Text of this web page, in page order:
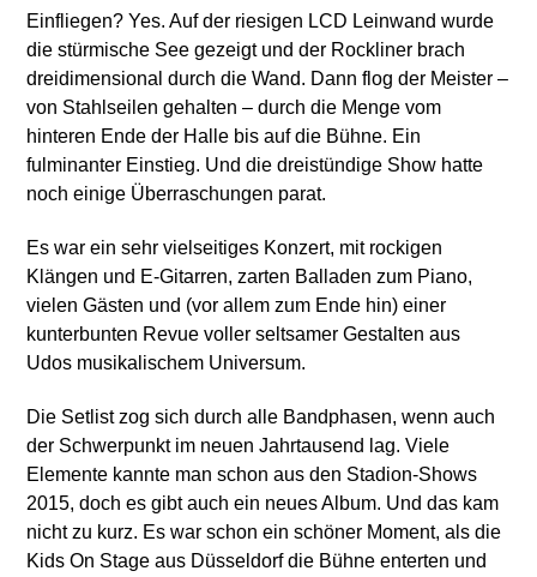
Einfliegen? Yes. Auf der riesigen LCD Leinwand wurde
die stürmische See gezeigt und der Rockliner brach
dreidimensional durch die Wand. Dann flog der Meister –
von Stahlseilen gehalten – durch die Menge vom
hinteren Ende der Halle bis auf die Bühne. Ein
fulminanter Einstieg. Und die dreistündige Show hatte
noch einige Überraschungen parat.
Es war ein sehr vielseitiges Konzert, mit rockigen
Klängen und E-Gitarren, zarten Balladen zum Piano,
vielen Gästen und (vor allem zum Ende hin) einer
kunterbunten Revue voller seltsamer Gestalten aus
Udos musikalischem Universum.
Die Setlist zog sich durch alle Bandphasen, wenn auch
der Schwerpunkt im neuen Jahrtausend lag. Viele
Elemente kannte man schon aus den Stadion-Shows
2015, doch es gibt auch ein neues Album. Und das kam
nicht zu kurz. Es war schon ein schöner Moment, als die
Kids On Stage aus Düsseldorf die Bühne enterten und